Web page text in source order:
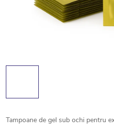
Tampoane de gel sub ochi pentru